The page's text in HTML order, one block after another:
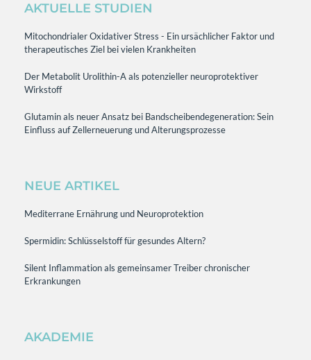
AKTUELLE STUDIEN
Mitochondrialer Oxidativer Stress - Ein ursächlicher Faktor und
therapeutisches Ziel bei vielen Krankheiten
Der Metabolit Urolithin-A als potenzieller neuroprotektiver
Wirkstoff
Glutamin als neuer Ansatz bei Bandscheibendegeneration: Sein
Einfluss auf Zellerneuerung und Alterungsprozesse
NEUE ARTIKEL
Mediterrane Ernährung und Neuroprotektion
Spermidin: Schlüsselstoff für gesundes Altern?
Silent Inflammation als gemeinsamer Treiber chronischer
Erkrankungen
AKADEMIE